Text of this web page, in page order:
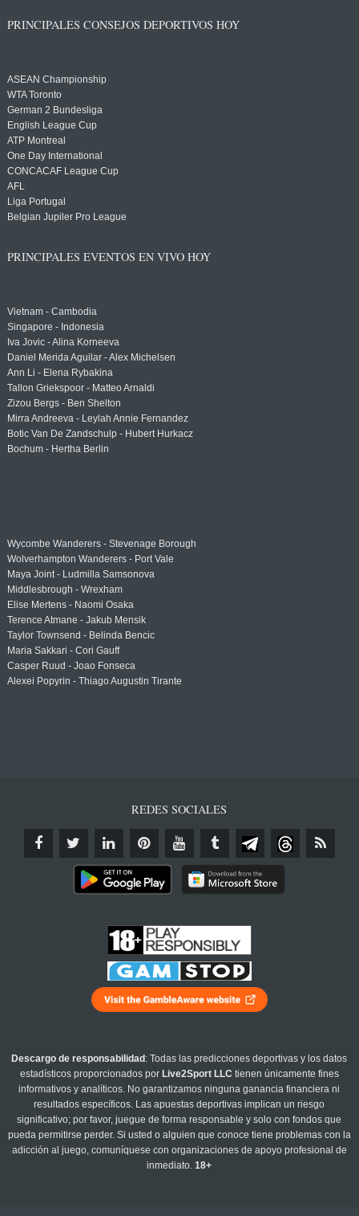
PRINCIPALES CONSEJOS DEPORTIVOS HOY
ASEAN Championship
WTA Toronto
German 2 Bundesliga
English League Cup
ATP Montreal
One Day International
CONCACAF League Cup
AFL
Liga Portugal
Belgian Jupiler Pro League
PRINCIPALES EVENTOS EN VIVO HOY
Vietnam - Cambodia
Singapore - Indonesia
Iva Jovic - Alina Korneeva
Daniel Merida Aguilar - Alex Michelsen
Ann Li - Elena Rybakina
Tallon Griekspoor - Matteo Arnaldi
Zizou Bergs - Ben Shelton
Mirra Andreeva - Leylah Annie Fernandez
Botic Van De Zandschulp - Hubert Hurkacz
Bochum - Hertha Berlin
Wycombe Wanderers - Stevenage Borough
Wolverhampton Wanderers - Port Vale
Maya Joint - Ludmilla Samsonova
Middlesbrough - Wrexham
Elise Mertens - Naomi Osaka
Terence Atmane - Jakub Mensik
Taylor Townsend - Belinda Bencic
Maria Sakkari - Cori Gauff
Casper Ruud - Joao Fonseca
Alexei Popyrin - Thiago Augustin Tirante
REDES SOCIALES
Descargo de responsabilidad : Todas las predicciones deportivas y los datos
estadísticos proporcionados por Live2Sport LLC tienen únicamente fines
informativos y analíticos. No garantizamos ninguna ganancia financiera ni
resultados específicos. Las apuestas deportivas implican un riesgo
significativo; por favor, juegue de forma responsable y solo con fondos que
pueda permitirse perder. Si usted o alguien que conoce tiene problemas con la
adicción al juego, comuníquese con organizaciones de apoyo profesional de
inmediato.18+